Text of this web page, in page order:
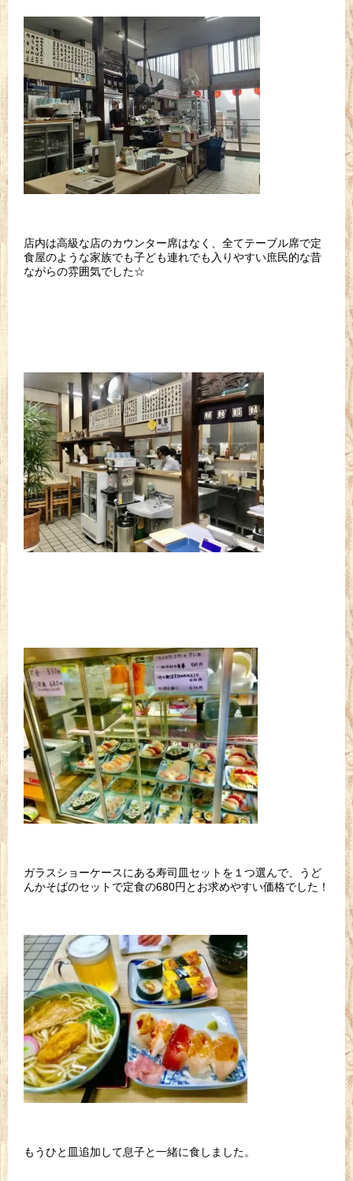
店内は高級な店のカウンター席はなく、全てテーブル席で定
食屋のような家族でも子ども連れでも入りやすい庶民的な昔
ながらの雰囲気でした☆
ガラスショーケースにある寿司皿セットを１つ選んで、うど
んかそばのセットで定食の680円とお求めやすい価格でした！
もうひと皿追加して息子と一緒に食しました。